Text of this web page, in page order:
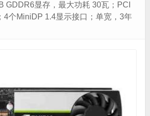
GDDR6显存，最大功耗 30瓦；PCI
4个MiniDP 1.4显示接口；单宽，3年